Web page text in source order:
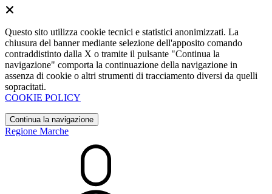
Questo sito utilizza cookie tecnici e statistici anonimizzati. La
chiusura del banner mediante selezione dell'apposito comando
contraddistinto dalla X o tramite il pulsante "Continua la
navigazione" comporta la continuazione della navigazione in
assenza di cookie o altri strumenti di tracciamento diversi da quelli
sopracitati.
COOKIE POLICY
Continua la navigazione
Regione Marche